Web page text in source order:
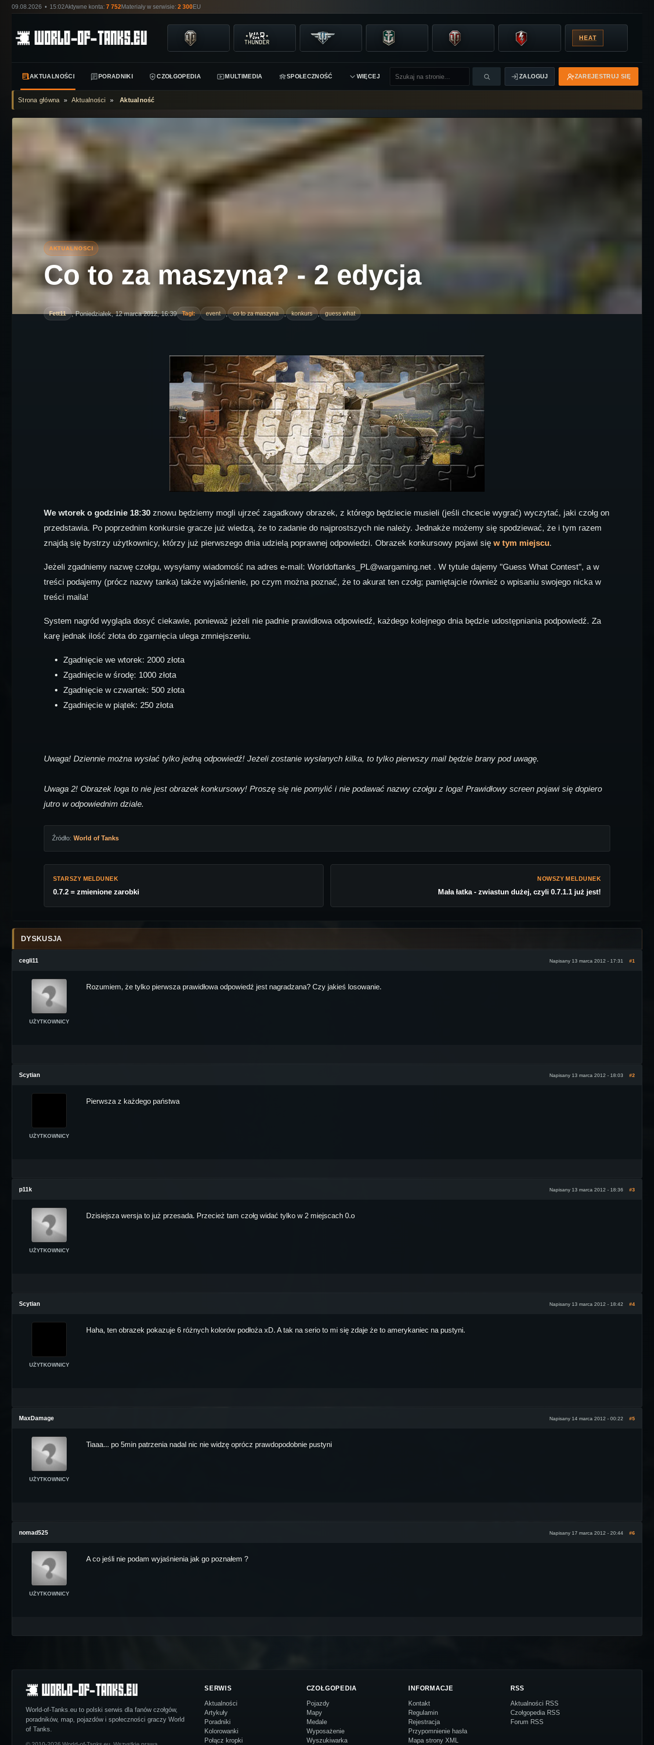
09.08.2026 • 15:02Aktywne konta: 7 752Materiały w serwisie: 2 300EU
HEAT
AKTUALNOŚCI PORADNIKI CZOŁGOPEDIA MULTIMEDIA SPOŁECZNOŚĆ WIĘCEJ ZALOGUJ ZAREJESTRUJ SIĘ
Strona główna» Aktualności »Aktualność
Co to za maszyna? - 2 edycja
Fett11 , Poniedziałek, 12 marca 2012, 16:39 Tagi: event , co to za maszyna , konkurs , guess what
We wtorek o godzinie 18:30znowu będziemy mogli ujrzeć zagadkowy obrazek, z którego będziecie musieli (jeśli chcecie wygrać) wyczytać, jaki czołg on
przedstawia. Po poprzednim konkursie gracze już wiedzą, że to zadanie do najprostszych nie należy. Jednakże możemy się spodziewać, że i tym razem
znajdą się bystrzy użytkownicy, którzy już pierwszego dnia udzielą poprawnej odpowiedzi. Obrazek konkursowy pojawi się w tym miejscu.
Jeżeli zgadniemy nazwę czołgu, wysyłamy wiadomość na adres e-mail: Worldoftanks_PL@wargaming.net . W tytule dajemy "Guess What Contest", a w
treści podajemy (prócz nazwy tanka) także wyjaśnienie, po czym można poznać, że to akurat ten czołg; pamiętajcie również o wpisaniu swojego nicka w
treści maila!
System nagród wygląda dosyć ciekawie, ponieważ jeżeli nie padnie prawidłowa odpowiedź, każdego kolejnego dnia będzie udostępniania podpowiedź. Za
karę jednak ilość złota do zgarnięcia ulega zmniejszeniu.
Zgadnięcie we wtorek: 2000 złota
Zgadnięcie w środę: 1000 złota
Zgadnięcie w czwartek: 500 złota
Zgadnięcie w piątek: 250 złota
Uwaga! Dziennie można wysłać tylko jedną odpowiedź! Jeżeli zostanie wysłanych kilka, to tylko pierwszy mail będzie brany pod uwagę.
Uwaga 2! Obrazek loga to nie jest obrazek konkursowy! Proszę się nie pomylić i nie podawać nazwy czołgu z loga! Prawidłowy screen pojawi się dopiero
jutro w odpowiednim dziale.
Źródło: World of Tanks
STARSZY MELDUNEK
0.7.2 = zmienione zarobki
NOWSZY MELDUNEK
Mała łatka - zwiastun dużej, czyli 0.7.1.1 już jest!
DYSKUSJA
cegli11 Napisany 13 marca 2012 - 17:31 #1
UŻYTKOWNICY
Rozumiem, że tylko pierwsza prawidłowa odpowiedź jest nagradzana? Czy jakieś losowanie.
Scytian Napisany 13 marca 2012 - 18:03 #2
UŻYTKOWNICY
Pierwsza z każdego państwa
p11k Napisany 13 marca 2012 - 18:36 #3
UŻYTKOWNICY
Dzisiejsza wersja to już przesada. Przecież tam czołg widać tylko w 2 miejscach 0.o
Scytian Napisany 13 marca 2012 - 18:42 #4
UŻYTKOWNICY
Haha, ten obrazek pokazuje 6 różnych kolorów podłoża xD. A tak na serio to mi się zdaje że to amerykaniec na pustyni.
MaxDamage Napisany 14 marca 2012 - 00:22 #5
UŻYTKOWNICY
Tiaaa... po 5min patrzenia nadal nic nie widzę oprócz prawdopodobnie pustyni
nomad525 Napisany 17 marca 2012 - 20:44 #6
UŻYTKOWNICY
A co jeśli nie podam wyjaśnienia jak go poznałem ?
World-of-Tanks.eu to polski serwis dla fanów czołgów,
poradników, map, pojazdów i społeczności graczy World
of Tanks.
SERWIS
Aktualności
Artykuły
Poradniki
Kolorowanki
Połącz kropki
CZOŁGOPEDIA
Pojazdy
Mapy
Medale
Wyposażenie
Wyszukiwarka
INFORMACJE
Kontakt
Regulamin
Rejestracja
Przypomnienie hasła
Mapa strony XML
RSS
Aktualności RSS
Czołgopedia RSS
Forum RSS